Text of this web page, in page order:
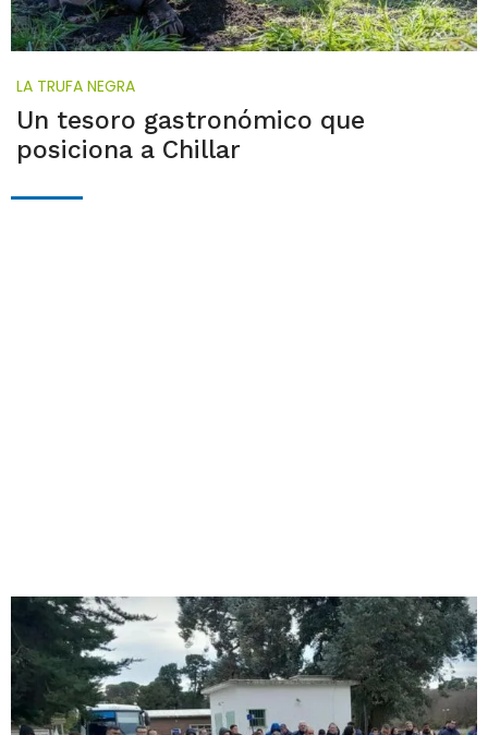
LA TRUFA NEGRA
Un tesoro gastronómico que
posiciona a Chillar